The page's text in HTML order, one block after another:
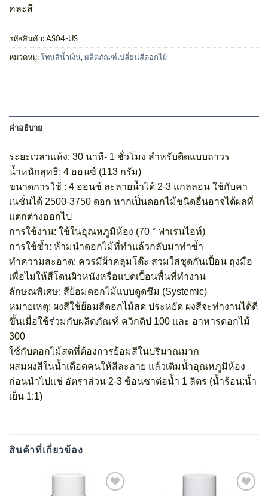
คละสี
รหัสสินค้า:AS04-US
หมวดหมู่:โทนสีน้ำเงิน, ผลิตภัณฑ์เปลี่ยนสีดอกไม้
คำอธิบาย
ระยะเวลาแห้ง: 30 นาที- 1 ชั่วโมง สำหรับติดแบบถาวร
น้ำหนักสุทธิ: 4 ออนซ์ (113 กรัม)
ขนาดการใช้ : 4 ออนซ์ ละลายน้ำได้ 2-3 แกลลอน ใช้กับคา
เนชั่นได้ 2500-3750 ดอก หากเป็นดอกไม้ชนิดอื่นอาจได้ผลที่
แตกต่างออกไป
การใช้งาน: ใช้ในอุณหภูมิห้อง (70 ° ฟาเรนไฮท์)
การใช้ซ้ำ: ห้ามนำดอกไม้ที่ทำแล้วกลับมาทำซ้ำ
ทำความสะอาด: ควรมีผ้าคลุมโต๊ะ สวมใส่ชุดกันเปื้อน ถุงมือ
เพื่อไม่ให้สีโดนผิวหนังหรือแปดเปื้อนพื้นที่ทำงาน
ลักษณพิเศษ: สีย้อมดอกไม้แบบดูดซึม (Systemic)
หมายเหตุ: ผงสีใช้ย้อมสีดอกไม้สด ประหยัด ผงสีจะทำงานได้ดี
ขึ้นเมื่อใช้ร่วมกับผลิตภัณฑ์ ควิกดิป 100 และ อาหารดอกไม้
300
ใช้กับดอกไม้สดที่ต้องการย้อมสีในปริมาณมาก
ผสมผงสีในน้ำเดือดคนให้สีละลาย แล้วเติมน้ำอุณหภูมิห้อง
ก่อนนำไปแช่ อัตราส่วน 2-3 ข้อนชาต่อน้ำ 1 ลิตร (น้ำร้อน:น้ำ
เย็น 1:1)
สินค้าที่เกี่ยวข้อง